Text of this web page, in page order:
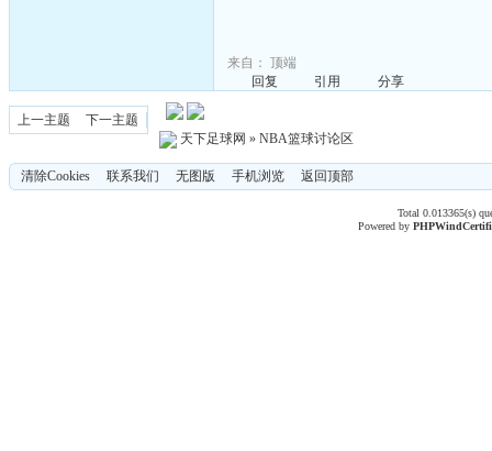
来自： 顶端
回复
引用 分享
上一主题
下一主题
天下足球网 » NBA篮球讨论区
清除Cookies 联系我们 无图版 手机浏览 返回顶部
Total 0.013365(s)
Powered byPHPWind